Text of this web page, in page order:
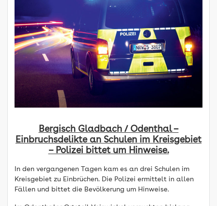
Bergisch Gladbach / Odenthal –
Einbruchsdelikte an Schulen im Kreisgebiet
– Polizei bittet um Hinweise.
In den vergangenen Tagen kam es an drei Schulen im
Kreisgebiet zu Einbrüchen. Die Polizei ermittelt in allen
Fällen und bittet die Bevölkerung um Hinweise.